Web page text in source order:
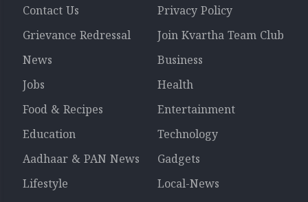
Contact Us
Privacy Policy
Grievance Redressal
Join Kvartha Team Club
News
Business
Jobs
Health
Food & Recipes
Entertainment
Education
Technology
Aadhaar & PAN News
Gadgets
Lifestyle
Local-News